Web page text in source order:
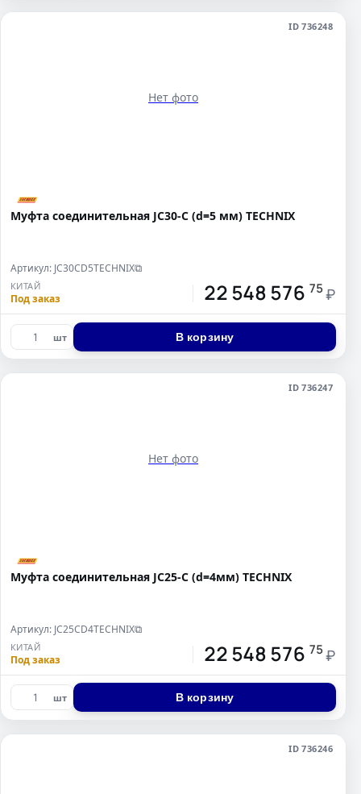
ID 736248
Нет фото
Муфта соединительная JC30-C (d=5 мм) TECHNIX
Артикул: JC30CD5TECHNIX⧉
КИТАЙ
Под заказ 22 548 576 75 ₽
шт В корзину
ID 736247
Нет фото
Муфта соединительная JC25-C (d=4мм) TECHNIX
Артикул: JC25CD4TECHNIX⧉
КИТАЙ
Под заказ 22 548 576 75 ₽
шт В корзину
ID 736246